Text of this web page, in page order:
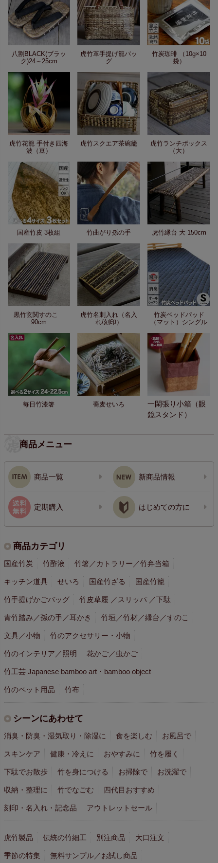
八割BLACK(ブラッ
ク)24～25cm
虎竹革手提げ籠バッ
グ
竹炭珈琲 （10g×10
袋）
虎竹花籠 手付き四海
波（豆）
虎竹スクエア茶碗籠
虎竹ランチボックス
（大）
国産竹皮 3枚組 竹曲がり孫の手 虎竹縁台 大 150cm
黒竹玄関すのこ
90cm
虎竹名刺入れ（名入
れ/刻印）
竹炭ベッドパッド
（マット）シングル
毎日竹漆箸 蕎麦せいろ
一閑張り小箱（眼
鏡スタンド）
商品メニュー
商品一覧 新商品情報
定期購入 はじめての方に
商品カテゴリ
国産竹炭 竹酢液 竹箸／カトラリー／竹弁当箱
キッチン道具 せいろ 国産竹ざる 国産竹籠
竹手提げかごバッグ 竹皮草履 ／スリッパ ／下駄
青竹踏み／孫の手／耳かき 竹垣／竹材／縁台／すのこ
文具／小物 竹のアクセサリー・小物
竹のインテリア／照明 花かご／虫かご
竹工芸 Japanese bamboo art・bamboo object
竹のペット用品 竹布
シーンにあわせて
消臭・防臭・湿気取り・除湿に 食を楽しむ お風呂で
スキンケア 健康・冷えに おやすみに 竹を履く
下駄でお散歩 竹を身につける お掃除で お洗濯で
収納・整理に 竹でなごむ 四代目おすすめ
刻印・名入れ・記念品 アウトレットセール
虎竹製品 伝統の竹細工 別注商品 大口注文
季節の特集 無料サンプル／お試し商品